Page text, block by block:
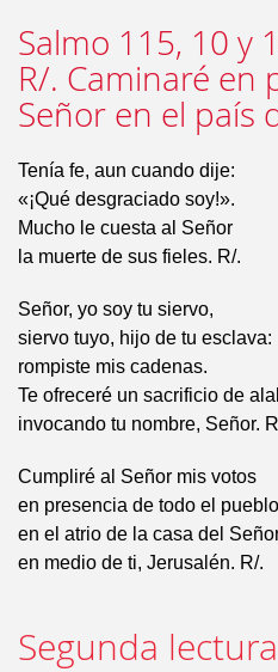
Salmo 115, 10 y
R/. Caminaré en
Señor en el país
Tenía fe, aun cuando dije:
«¡Qué desgraciado soy!».
Mucho le cuesta al Señor
la muerte de sus fieles. R/.
Señor, yo soy tu siervo,
siervo tuyo, hijo de tu esclava:
rompiste mis cadenas.
Te ofreceré un sacrificio de
invocando tu nombre, Señor.
Cumpliré al Señor mis votos
en presencia de todo el
en el atrio de la casa del
en medio de ti, Jerusalén. R/.
Segunda lectura